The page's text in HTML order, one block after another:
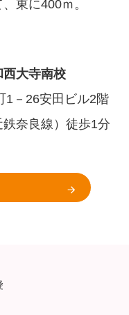
東に400ｍ。
大寺南校
－26安田ビル2階
奈良線）徒歩1分